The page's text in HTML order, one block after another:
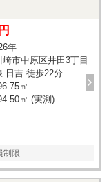
年
市中原区井田3丁目
日吉 徒歩22分
㎡
㎡ (実測)
制限